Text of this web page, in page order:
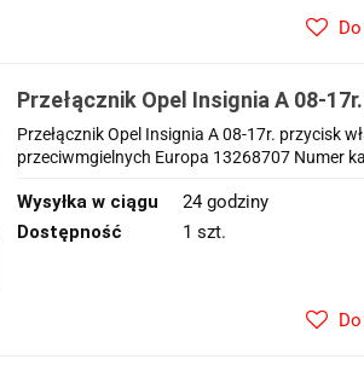
Przełącznik Opel Insignia A 08-
świateł EU 13268707
Przełącznik Opel Insignia A 08-17r. przycisk
przeciwmgielnych Europa 13268707 Numer
Wysyłka w ciągu
24 godziny
Dostępność
1 szt.